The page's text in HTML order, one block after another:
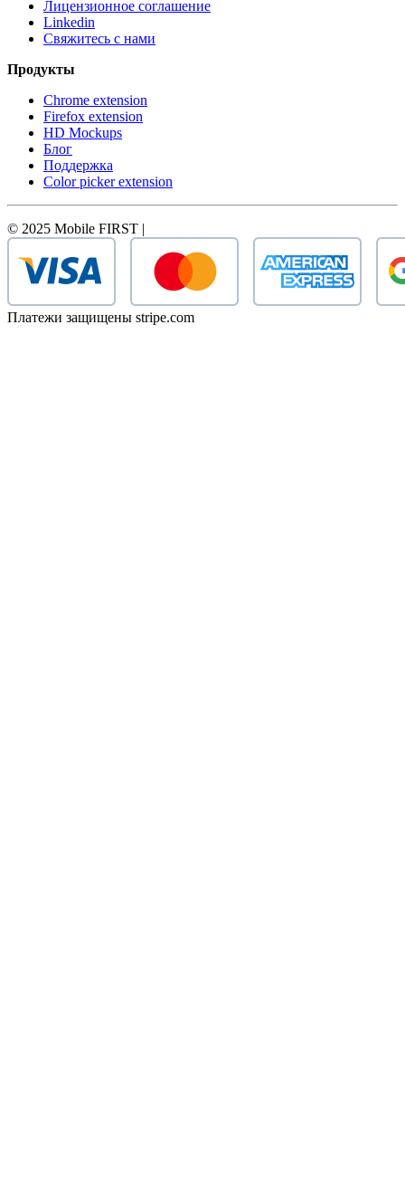
Лицензионное соглашение
Linkedin
Свяжитесь с нами
Продукты
Chrome extension
Firefox extension
HD Mockups
Блог
Поддержка
Color picker extension
© 2025 Mobile FIRST |
Платежи защищены stripe.com